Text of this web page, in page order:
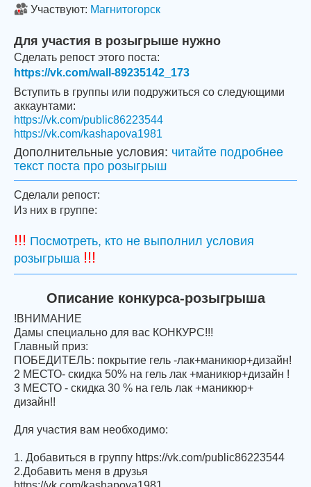
Участвуют: Магнитогорск
Для участия в розыгрыше нужно
Сделать репост этого поста:
https://vk.com/wall-89235142_173
Вступить в группы или подружиться со следующими
аккаунтами:
https://vk.com/public86223544
https://vk.com/kashapova1981
Дополнительные условия: читайте подробнее
текст поста про розыгрыш
Сделали репост:
Из них в группе:
!!! Посмотреть, кто не выполнил условия
розыгрыша !!!
Описание конкурса-розыгрыша
!ВНИМАНИЕ
Дамы специально для вас КОНКУРС!!!
Главный приз:
ПОБЕДИТЕЛЬ: покрытие гель -лак+маникюр+дизайн!
2 МЕСТО- скидка 50% на гель лак +маникюр+дизайн !
3 МЕСТО - скидка 30 % на гель лак +маникюр+
дизайн!!
Для участия вам необходимо:
1. Добавиться в группу https://vk.com/public86223544
2.Добавить меня в друзья